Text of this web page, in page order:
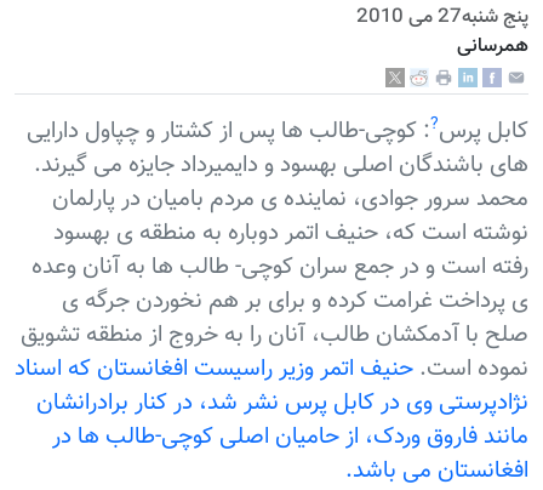
2010
پرس : کوچی-طالب ها پس از کشتار و چپاول دارایی
اصلی بهسود و دایمیرداد جایزه می گیرند.
سرور جوادی، نماینده ی مردم بامیان در پارلمان
است که، حنیف اتمر دوباره به منطقه ی بهسود
است و در جمع سران کوچی- طالب ها به آنان وعده
غرامت کرده و برای بر هم نخوردن جرگه ی
آدمکشان طالب، آنان را به خروج از منطقه تشویق
است.حنیف اتمر وزير راسیست افغانستان که اسناد
وی در کابل پرس نشر شد، در کنار برادرانشان
فاروق وردک، از حامیان اصلی کوچی-طالب ها در
می باشد.